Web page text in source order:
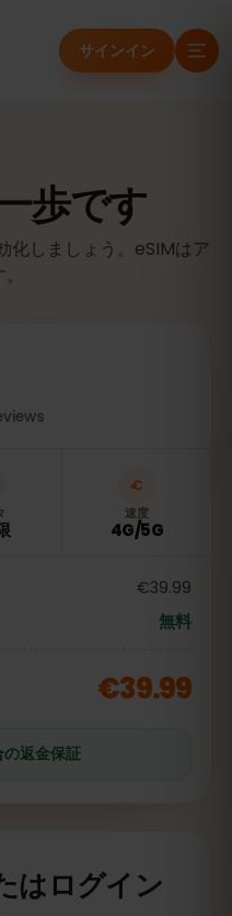
サインイン
歩です
化しましょう。eSIMはア
速度
4G/5G
€39.99
無料
€39.99
返金保証
はログイン